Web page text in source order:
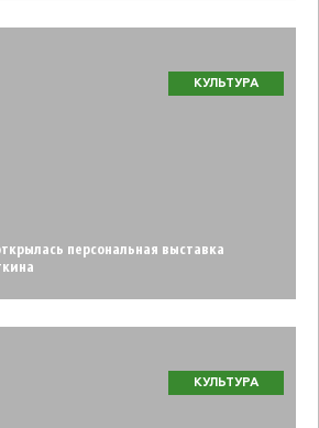
КУЛЬТУРА
персональная выставка
КУЛЬТУРА